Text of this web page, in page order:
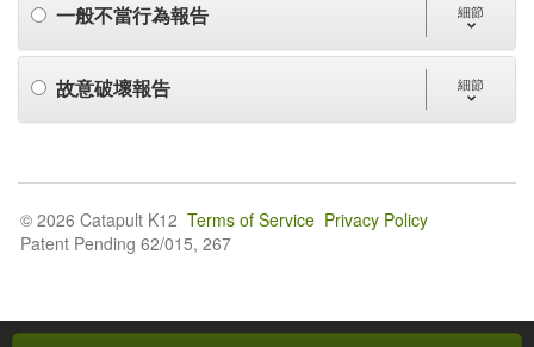
一般不當行為報告 細節
故意破壞報告 細節
© 2026 Catapult K12 Terms of Service Privacy Policy
Patent Pending 62/015, 267